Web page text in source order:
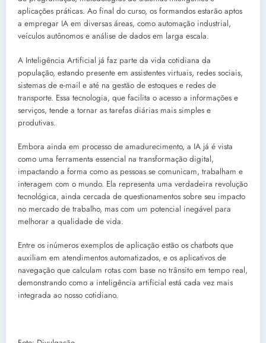
aplicações práticas. Ao final do curso, os formandos estarão aptos
a empregar IA em diversas áreas, como automação industrial,
veículos autônomos e análise de dados em larga escala.
A Inteligência Artificial já faz parte da vida cotidiana da
população, estando presente em assistentes virtuais, redes sociais,
sistemas de e-mail e até na gestão de estoques e redes de
transporte. Essa tecnologia, que facilita o acesso a informações e
serviços, tende a tornar as tarefas diárias mais simples e
produtivas.
Embora ainda em processo de amadurecimento, a IA já é vista
como uma ferramenta essencial na transformação digital,
impactando a forma como as pessoas se comunicam, trabalham e
interagem com o mundo. Ela representa uma verdadeira revolução
tecnológica, ainda cercada de questionamentos sobre seu impacto
no mercado de trabalho, mas com um potencial inegável para
melhorar a qualidade de vida.
Entre os inúmeros exemplos de aplicação estão os chatbots que
auxiliam em atendimentos automatizados, e os aplicativos de
navegação que calculam rotas com base no trânsito em tempo real,
demonstrando como a inteligência artificial está cada vez mais
integrada ao nosso cotidiano.